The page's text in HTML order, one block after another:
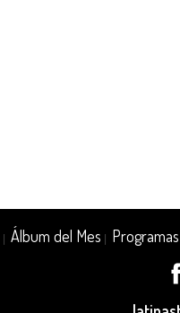
|Álbum del Mes Programas